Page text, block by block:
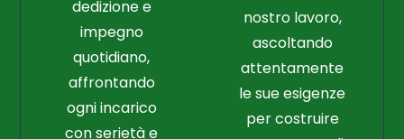
dedizione e
impegno
quotidiano,
affrontando
ogni incarico
con serietà e
nostro lavoro,
ascoltando
attentamente
le sue esigenze
per costruire